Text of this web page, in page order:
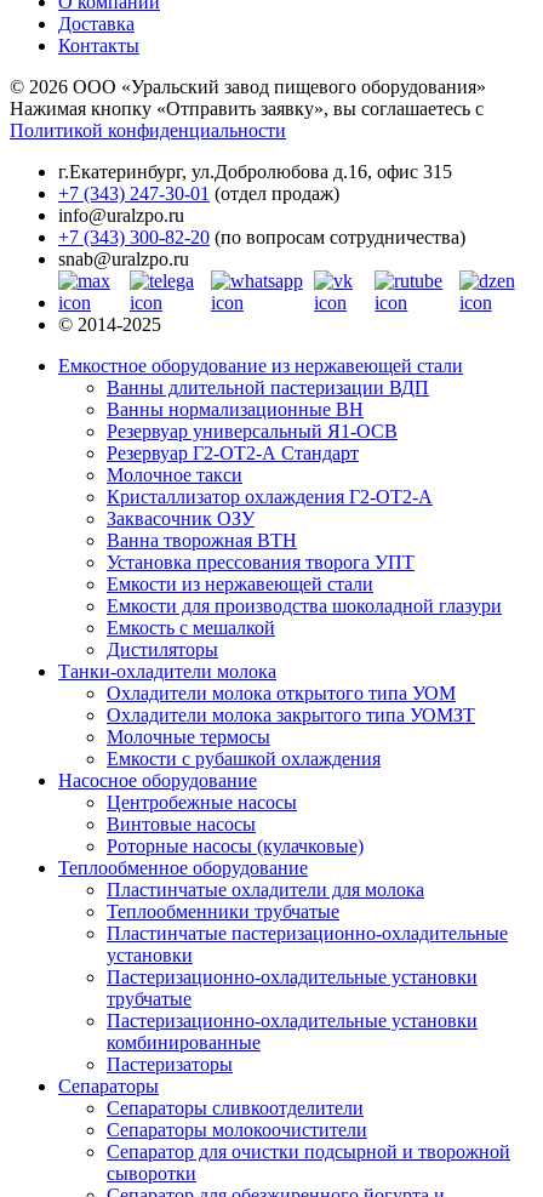
Доставка
Контакты
© 2026 ООО «Уральский завод пищевого оборудования»
Нажимая кнопку «Отправить заявку», вы соглашаетесь с
Политикой конфиденциальности
г.Екатеринбург, ул.Добролюбова д.16, офис 315
+7 (343) 247-30-01 (отдел продаж)
info@uralzpo.ru
+7 (343) 300-82-20 (по вопросам сотрудничества)
snab@uralzpo.ru
© 2014-2025
Емкостное оборудование из нержавеющей стали
Ванны длительной пастеризации ВДП
Ванны нормализационные ВН
Резервуар универсальный Я1-ОСВ
Резервуар Г2-ОТ2-А Стандарт
Молочное такси
Кристаллизатор охлаждения Г2-ОТ2-А
Заквасочник ОЗУ
Ванна творожная ВТН
Установка прессования творога УПТ
Емкости из нержавеющей стали
Емкости для производства шоколадной глазури
Емкость с мешалкой
Дистиляторы
Танки-охладители молока
Охладители молока открытого типа УОМ
Охладители молока закрытого типа УОМЗТ
Молочные термосы
Емкости с рубашкой охлаждения
Насосное оборудование
Центробежные насосы
Винтовые насосы
Роторные насосы (кулачковые)
Теплообменное оборудование
Пластинчатые охладители для молока
Теплообменники трубчатые
Пластинчатые пастеризационно-охладительные
установки
Пастеризационно-охладительные установки
трубчатые
Пастеризационно-охладительные установки
комбинированные
Пастеризаторы
Сепараторы
Сепараторы сливкоотделители
Сепараторы молокоочистители
Сепаратор для очистки подсырной и творожной
сыворотки